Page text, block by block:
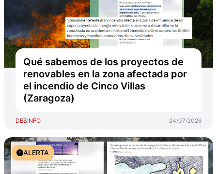
Qué sabemos de los proyectos de
renovables en la zona afectada por
el incendio de Cinco Villas
(Zaragoza)
DESINFO 24/07/2026
ALERTA